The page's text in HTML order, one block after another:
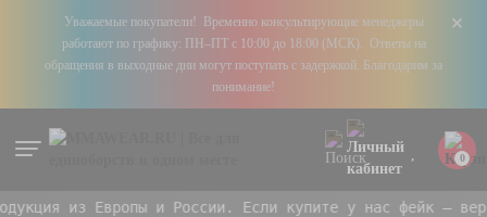
+
Уважаемые покупатели! Временно консультирующие менеджеры
работают по графику: ПН–ПТ с 10:00 до 18:00 (МСК). Ответы на
обращения в выходные дни могут поступать с задержкой. Благодарим за
понимание!
0
из Европы и России. Если купите у нас фейк —